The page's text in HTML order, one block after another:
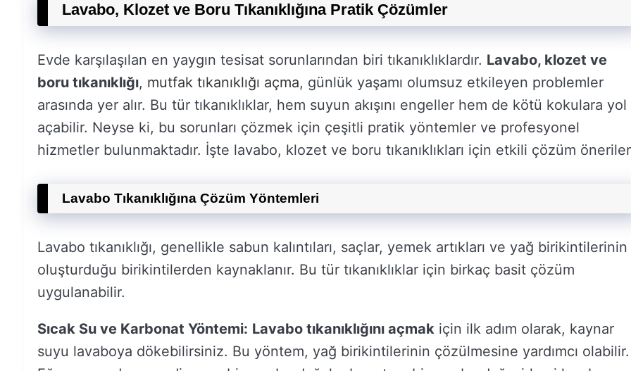
Lavabo, Klozet ve Boru Tıkanıklığına Pratik Çözümler
Evde karşılaşılan en yaygın tesisat sorunlarından biri tıkanıklıklardır. Lavabo, klozet ve
boru tıkanıklığı, mutfak tıkanıklığı açma, günlük yaşamı olumsuz etkileyen problemler
arasında yer alır. Bu tür tıkanıklıklar, hem suyun akışını engeller hem de kötü kokulara yol
açabilir. Neyse ki, bu sorunları çözmek için çeşitli pratik yöntemler ve profesyonel
hizmetler bulunmaktadır. İşte lavabo, klozet ve boru tıkanıklıkları için etkili çözüm
Lavabo Tıkanıklığına Çözüm Yöntemleri
Lavabo tıkanıklığı, genellikle sabun kalıntıları, saçlar, yemek artıkları ve yağ birikintilerinin
oluşturduğu birikintilerden kaynaklanır. Bu tür tıkanıklıklar için birkaç basit çözüm
uygulanabilir.
Sıcak Su ve Karbonat Yöntemi: Lavabo tıkanıklığını açmak için ilk adım olarak, kaynar
suyu lavaboya dökebilirsiniz. Bu yöntem, yağ birikintilerinin çözülmesine yardımcı olabilir.